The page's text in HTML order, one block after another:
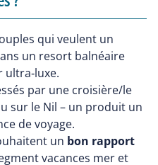
qui veulent un
un resort balnéaire
ultra‑luxe.
par une croisière/le
sur le Nil – un produit un
de voyage.
un bon rapport
vacances mer et